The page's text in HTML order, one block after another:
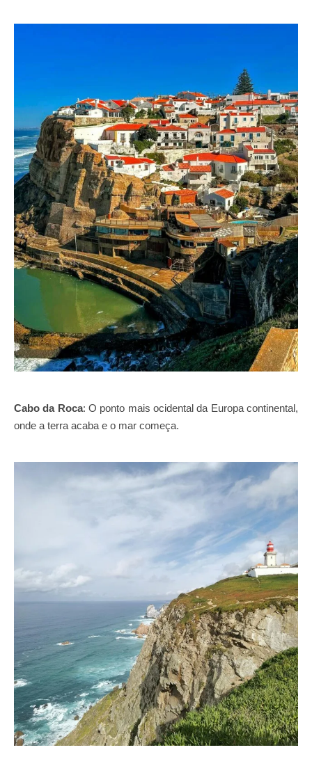
Cabo da Roca: O ponto mais ocidental da Europa continental,
onde a terra acaba e o mar começa.